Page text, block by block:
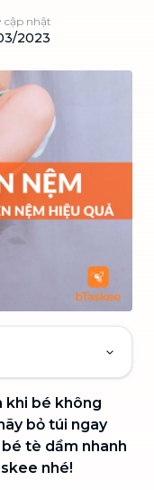
cập nhật
2023
khi bé không
bỏ túi ngay
tè dầm nhanh
nhé!